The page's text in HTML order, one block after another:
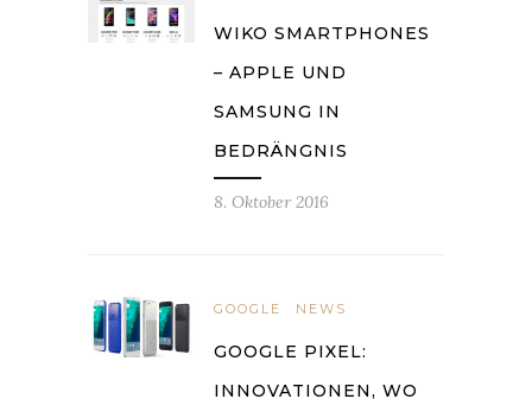
WIKO SMARTPHONES
– APPLE UND
SAMSUNG IN
BEDRÄNGNIS
8. Oktober 2016
GOOGLE NEWS
GOOGLE PIXEL:
INNOVATIONEN, WO